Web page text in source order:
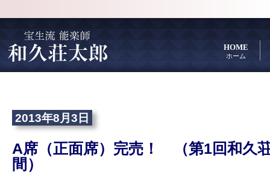
HOME
ホーム
2013年8月3日
A席（正面席）完売！ （第1回和久
間）